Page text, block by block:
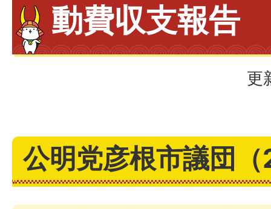
動費収支報告
更
公明党彦根市議団